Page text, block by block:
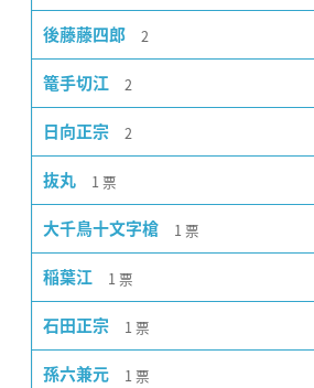
後藤藤四郎 2
篭手切江 2
日向正宗 2
抜丸 1 票
大千鳥十文字槍 1 票
稲葉江 1 票
石田正宗 1 票
孫六兼元 1 票